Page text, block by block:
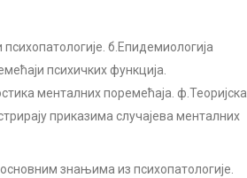
б.Епидемиологија
психичких функција.
менталних поремећаја. ф.Теоријска
приказима случајева менталних
знањима из психопатологије.